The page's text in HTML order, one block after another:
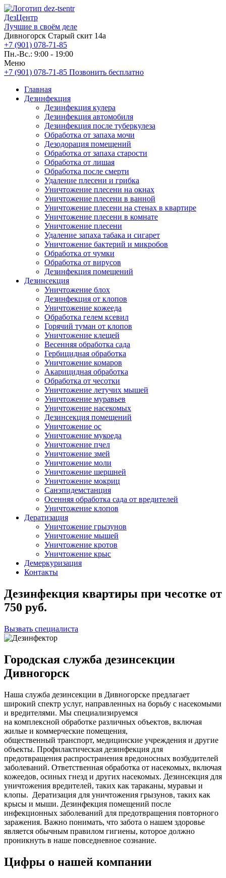
ДезЦентр
Лучшие в своём деле
Дивногорск Старый скит 14а
+7 (901) 078-71-85
Пн.-Вс.: 9:00 - 19:00
Меню
+7 (901) 078-71-85 Позвонить бесплатно
Главная
Дезинфекция
Дезинфекция кулера
Дезинфекция автомобиля
Дезинфекция после туберкулеза
Обработка от запаха мочи
Дезодорация помещений
Обработка от запаха старости
Обработка от лишая
Обработка после смерти
Удаление плесени и грибка
Уничтожение плесени на окнах
Уничтожение плесени в ванной
Уничтожение плесени на стенах в квартире
Уничтожение плесени в комнате
Уничтожение плесени
Удаление запаха табака и сигарет
Уничтожение бактерий и микробов
Обработка от чумки
Обработка от вирусов
Дезинфекция помещений
Дезинсекция
Уничтожение блох
Дезинфекция от клопов
Уничтожение кожееда
Обработка гелем ксевил
Горячий туман от клопов
Уничтожение клещей
Весенняя обработка сада
Гербицидная обработка
Уничтожение комаров
Акарицидная обработка
Обработка от чесотки
Уничтожение летучих мышей
Уничтожение муравьев
Уничтожение насекомых
Дезинсекция помещений
Уничтожение ос
Уничтожение мукоеда
Уничтожение пчел
Уничтожение змей
Уничтожение моли
Уничтожение шершней
Уничтожение мокриц
Санэпидемстанция
Осенняя обработка сада от вредителей
Уничтожение клопов
Дератизация
Уничтожение грызунов
Уничтожение мышей
Уничтожение кротов
Уничтожение крыс
Демеркуризация
Контакты
Дезинфекция квартиры при чесотке от
750 руб.
Вызвать специалиста
Городская служба дезинсекции
Дивногорск
Наша служба дезинсекции в Дивногорске предлагает
широкий спектр услуг, направленных на борьбу с насекомыми
и вредителями. Мы специализируемся
на комплексной обработке различных объектов, включая
жилые и коммерческие помещения,
общественный транспорт, медицинские учреждения и другие
объекты. Профилактическая дезинфекция для
предотвращения распространения вредоносных возбудителей
заболеваний. Ответственная обработка от насекомых, включая
кожеедов, осиных гнезд и других насекомых. Дезинсекция для
уничтожения вредителей, таких как тараканы, муравьи и
клопы. Дератизация для уничтожения грызунов, таких как
крысы и мыши. Дезинфекция помещений после
инфекционных заболеваний для предотвращения повторного
заражения. Важно понимать, что забота о нашем здоровье
является обычным правилом гигиены, которое должно
проникнуть в наше повседневное сознание.
Цифры о нашей компании